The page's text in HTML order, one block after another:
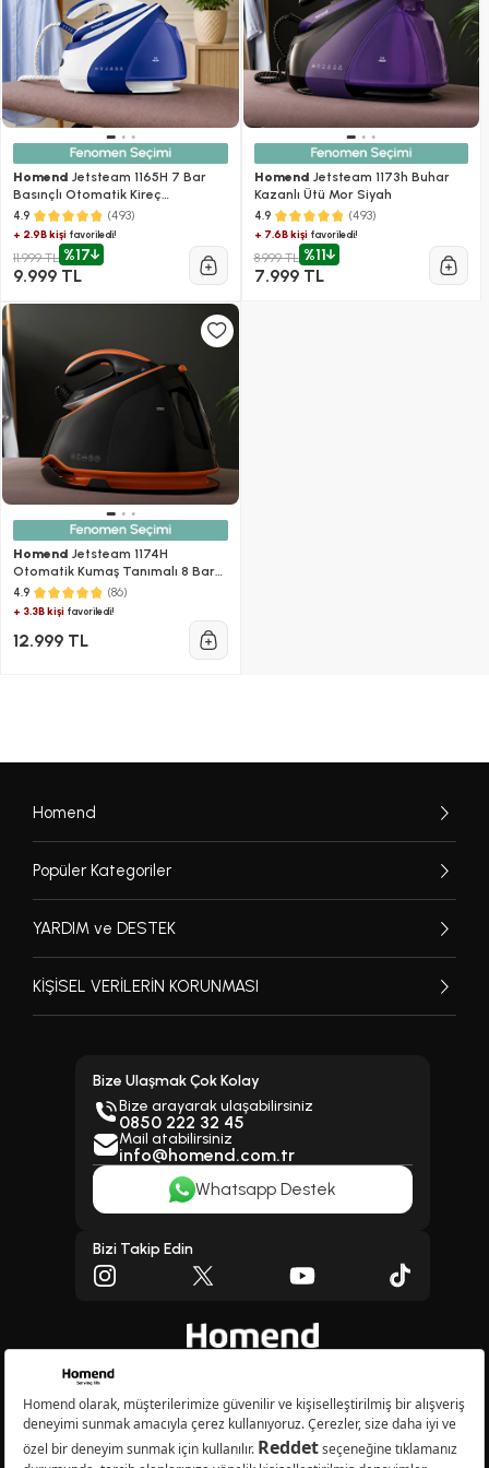
Homend Jetsteam 1165H 7 Bar
Basınçlı Otomatik Kireç
Temizlemeli Buhar Kazanlı Ütü
Mor Beyaz
4.9 (493)
+ 2.9B kişi favoriledi!
11.999 TL %17
9.999 TL
Homend Jetsteam 1173h Buhar
Kazanlı Ütü Mor Siyah
4.9 (493)
+ 7.6B kişifavoriledi!
8.999 TL %11
7.999 TL
Homend Jetsteam 1174H
Otomatik Kumaş Tanımalı 8 Bar
Buhar Kazanlı Ütü Siyah Turuncu
4.9 (86)
+ 3.3B kişi favoriledi!
12.999 TL
Homend
Popüler Kategoriler
YARDIM ve DESTEK
KİŞİSEL VERİLERİN KORUNMASI
Bize Ulaşmak Çok Kolay
Bize arayarak ulaşabilirsiniz
0850 222 32 45
Mail atabilirsiniz
info@homend.com.tr
Whatsapp Destek
Bizi Takip Edin
Copyright © 2026 Homend A.Ş. Tüm Hakları Saklıdır.